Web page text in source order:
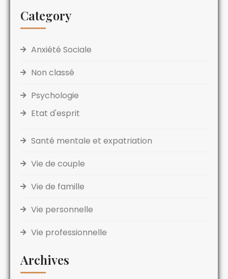
Category
Anxiété Sociale
Non classé
Psychologie
Etat d'esprit
Santé mentale et expatriation
Vie de couple
Vie de famille
Vie personnelle
Vie professionnelle
Archives